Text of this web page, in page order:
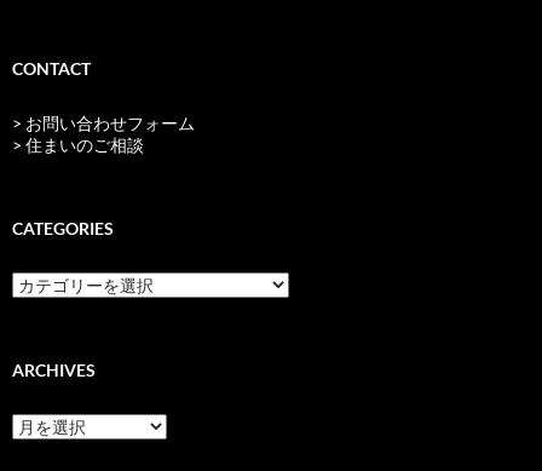
CONTACT
> お問い合わせフォーム
> 住まいのご相談
CATEGORIES
categories
ARCHIVES
archives